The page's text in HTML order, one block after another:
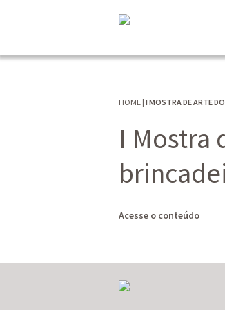
HOME | I MOSTRA DE ARTE
I Mostra
Acesse o conteúdo